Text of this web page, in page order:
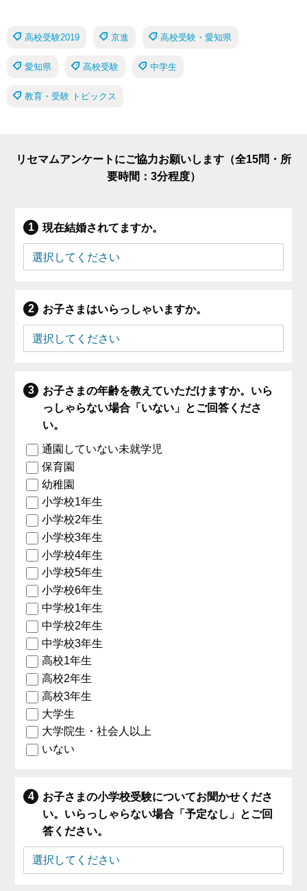
高校受験2019 京進 高校受験・愛知県
愛知県 高校受験 中学生
教育・受験 トピックス
リセマムアンケートにご協力お願いします（全15問・所
要時間：3分程度）
現在結婚されてますか。
お子さまはいらっしゃいますか。
お子さまの年齢を教えていただけますか。いら
っしゃらない場合「いない」とご回答くださ
い。
通園していない未就学児
保育園
幼稚園
小学校1年生
小学校2年生
小学校3年生
小学校4年生
小学校5年生
小学校6年生
中学校1年生
中学校2年生
中学校3年生
高校1年生
高校2年生
高校3年生
大学生
大学院生・社会人以上
いない
お子さまの小学校受験についてお聞かせくださ
い。いらっしゃらない場合「予定なし」とご回
答ください。